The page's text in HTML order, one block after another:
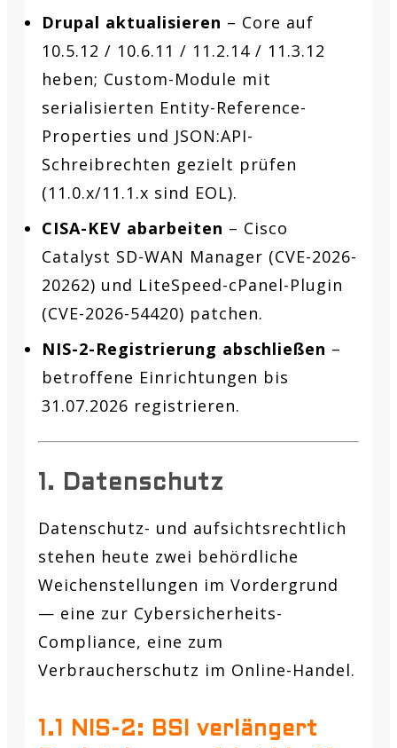
Drupal aktualisieren – Core auf
10.5.12 / 10.6.11 / 11.2.14 / 11.3.12
heben; Custom-Module mit
serialisierten Entity-Reference-
Properties und JSON:API-
Schreibrechten gezielt prüfen
(11.0.x/11.1.x sind EOL).
CISA-KEV abarbeiten – Cisco
Catalyst SD-WAN Manager (CVE-2026-
20262) und LiteSpeed-cPanel-Plugin
(CVE-2026-54420) patchen.
NIS-2-Registrierung abschließen –
betroffene Einrichtungen bis
31.07.2026 registrieren.
1. Datenschutz
Datenschutz- und aufsichtsrechtlich
stehen heute zwei behördliche
Weichenstellungen im Vordergrund
— eine zur Cybersicherheits-
Compliance, eine zum
Verbraucherschutz im Online-Handel.
1.1 NIS-2: BSI verlängert